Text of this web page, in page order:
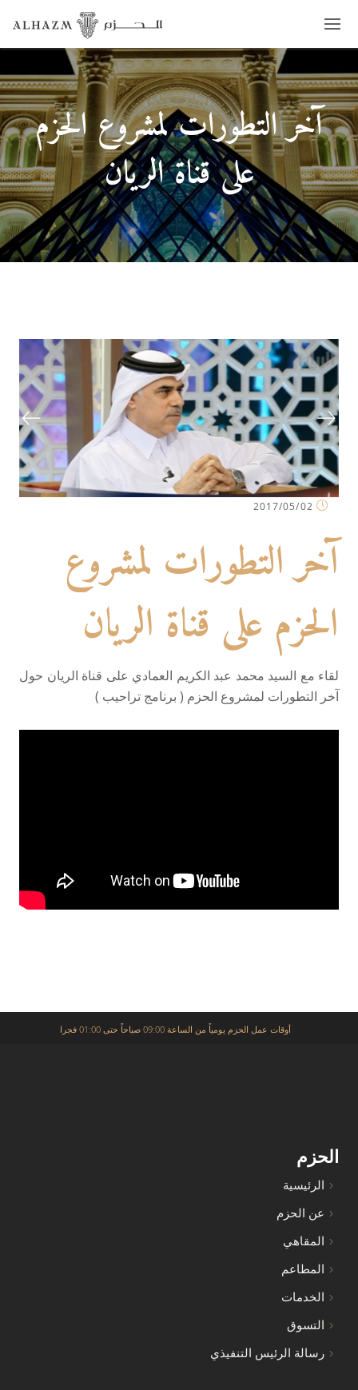
آخر التطورات لمشروع الحزم
على قناة الريان
2017/05/02
آخر التطورات لمشروع
الحزم على قناة الريان
لقاء مع السيد محمد عبد الكريم العمادي على قناة الريان حول
آخر التطورات لمشروع الحزم ( برنامج تراحيب )
أوقات عمل الحزم يومياً من الساعة 09:00 صباحاً حتى 01:00 فجرا
الحزم
الرئيسية
عن الحزم
المقاهي
المطاعم
الخدمات
التسوق
رسالة الرئيس التنفيذي